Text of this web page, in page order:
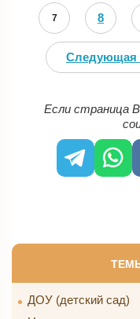
ДОУ (детский сад)
Первая Предыдущая
7 8
Следующая
Если страница